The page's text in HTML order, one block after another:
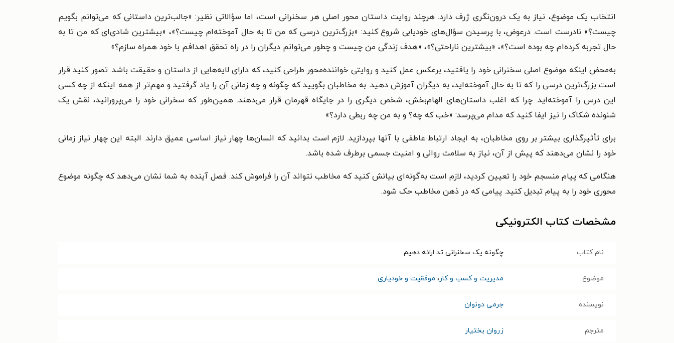
انتخاب یک موضوع، نیاز به یک درون‌نگری ژرف دارد. هرچند روایت داستان محور اصلی هر سخنرانی است، اما سؤالاتی نظیر: «جالب‌ترین داستانی که می‌توانم بگویم
چیست؟» نادرست است. درعوض، با پرسیدن سؤال‌های خودیابی شروع کنید: «بزرگ‌ترین درسی که من تا به حال آموخته‌ام چیست؟»، «بیشترین شادی‌ای که من تا به
حال تجربه کرده‌ام چه بوده است؟»، «بیشترین ناراحتی؟»، «هدف زندگی من چیست و چطور می‌توانم دیگران را در راه تحقق اهدافم با خود همراه سازم؟»
به‌محض اینکه موضوع اصلی سخنرانی خود را یافتید، برعکس عمل کنید و روایتی خواننده‌محور طراحی کنید، که دارای لایه‌هایی از داستان و حقیقت باشد. تصور کنید قرار
است بزرگ‌ترین درسی را که تا به حال آموخته‌اید، به دیگران آموزش دهید. به مخاطبان بگویید که چگونه و چه زمانی آن را یاد گرفتید و مهم‌تر از همه اینکه از چه کسی
این درس را آموخته‌اید. چرا که اغلب داستان‌های الهام‌بخش، شخص دیگری را در جایگاه قهرمان قرار می‌دهند. همین‌طور که سخرانی خود را می‌پرورانید، نقش یک
شنونده شکاک را نیز ایفا کنید که مدام می‌پرسد: «خب که چه؟ و به من چه ربطی دارد؟»
برای تأثیرگذاری بیشتر بر روی مخاطبان، به ایجاد ارتباط عاطفی با آنها بپردازید. لازم است بدانید که انسان‌ها چهار نیاز اساسی عمیق دارند. البته این چهار نیاز زمانی
خود را نشان می‌دهند که پیش از آن، نیاز به سلامت روانی و امنیت جسمی برطرف شده باشد.
هنگامی که پیام منسجم خود را تعیین کردید، لازم است به‌گونه‌ای بیانش کنید که مخاطب نتواند آن را فراموش کند. فصل آینده به شما نشان می‌دهد که چگونه موضوع
محوری خود را به پیام تبدیل کنید. پیامی که در ذهن مخاطب حک شود.
مشخصات کتاب الکترونیکی
نام کتاب چگونه یک سخنرانی تد ارائه دهیم
موضوع مدیریت و کسب و کار، موفقیت و خودیاری
نویسنده جرمی دونوان
مترجم زروان بختیار